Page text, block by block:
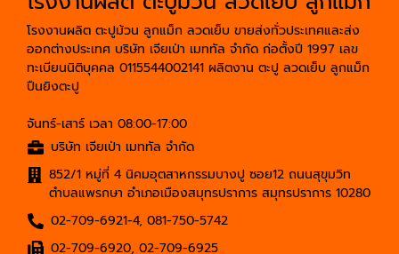
โรงงานผลิต ตะปูม้วน ลูกแม็ก ลวดเย็บ ขายส่งทั่วประเทศและส่ง
ออกต่างประเทศ บริษัท เจียเป่า เมททัล จำกัด ก่อตั้งปี 1997 เลข
ทะเบียนนิติบุคคล 0115544002141 ผลิตงาน ตะปู ลวดเย็บ ลูกแม็ก
ปืนยิงตะปู
จันทร์-เสาร์ เวลา 08:00-17:00
บริษัท เจียเป่า เมททัล จำกัด
852/1 หมู่ที่ 4 นิคมอุตสาหกรรมบางปู ซอย12 ถนนสุขุมวิท
ตำบลแพรกษา อำเภอเมืองสมุทรปราการ สมุทรปราการ 10280
02-709-6921-4, 081-750-5742
02-709-6920, 02-709-6925